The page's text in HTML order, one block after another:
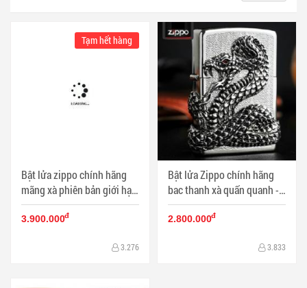
Bật lửa zippo chính hãng
mãng xà phiên bản giới hạn
( ZIPPO lighter limited
Jinyikuangwu) - Mã SP:
Tạm hết hàng
3.900.000đ
3.276
Bật lửa Zippo chính hãng
bac thanh xà quấn quanh -
Mã SP: BL09440
2.800.000đ
3.833